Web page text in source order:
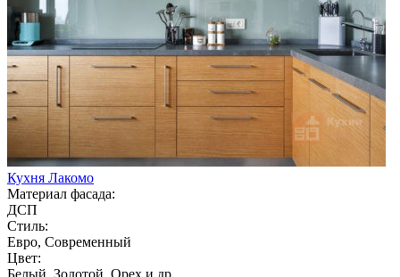
Кухня Лакомо
Материал фасада:
ДСП
Стиль:
Евро, Современный
Цвет:
Белый, Золотой, Орех и др.